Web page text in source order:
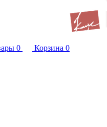
0 Корзина 0